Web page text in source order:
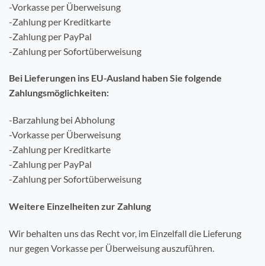
-Vorkasse per Überweisung
-Zahlung per Kreditkarte
-Zahlung per PayPal
-Zahlung per Sofortüberweisung
Bei Lieferungen ins EU-Ausland haben Sie folgende
Zahlungsmöglichkeiten:
-Barzahlung bei Abholung
-Vorkasse per Überweisung
-Zahlung per Kreditkarte
-Zahlung per PayPal
-Zahlung per Sofortüberweisung
Weitere Einzelheiten zur Zahlung
Wir behalten uns das Recht vor, im Einzelfall die Lieferung
nur gegen Vorkasse per Überweisung auszuführen.